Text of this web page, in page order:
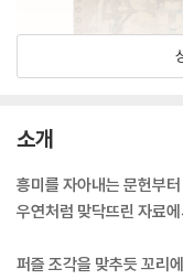
소개
흥미를 자아내는 문헌부
우연처럼 맞닥뜨린 자료
퍼즐 조각을 맞추듯 꼬리